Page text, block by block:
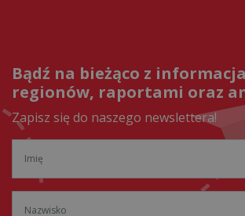
Bądź na bieżąco z
regionów, raportami oraz
Zapisz się do naszego newslettera!